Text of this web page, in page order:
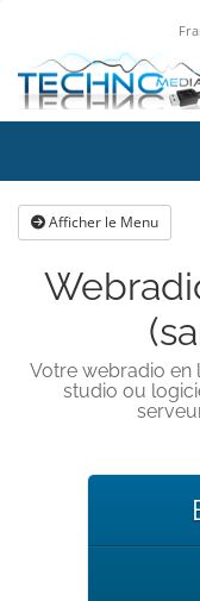
Afficher le Menu
Votre webradio en
studio ou